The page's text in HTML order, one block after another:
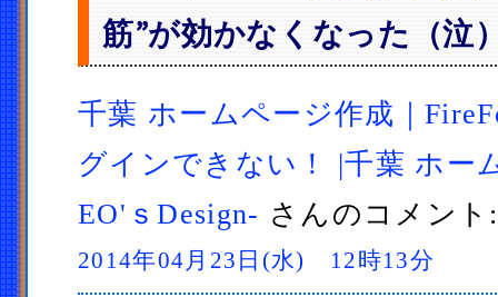
筋”が効かなくなった（泣
千葉 ホームページ作成｜
グインできない！ |千葉 ホー
EO'ｓDesign- さんのコメント:
2014年04月23日(水) 12時13分